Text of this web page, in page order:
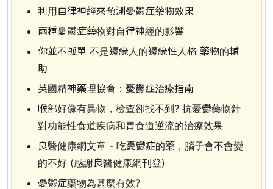
利用自律神經來預測憂鬱症藥物效果
兩種憂鬱症藥物對自律神經的影響
你並不孤單 不是邊緣人的邊緣性人格 藥物的輔
助
英國精神藥理協會：憂鬱症治療指南
喉部好像有異物，檢查卻找不到? 抗憂鬱藥物針
對功能性食道疾病和胃食道逆流的治療效果
良醫健康網文章 - 吃憂鬱症的藥，腦子會不會變
的不好 (感謝良醫健康網刊登)
憂鬱症藥物為甚麼有效?